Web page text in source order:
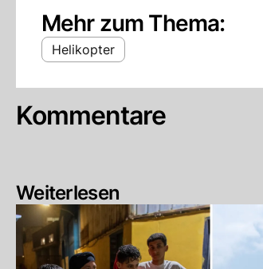
Mehr zum Thema:
Helikopter
Kommentare
Weiterlesen